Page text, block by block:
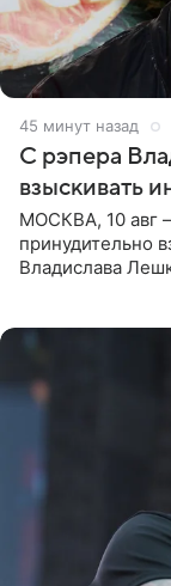
46 минут назад
С рэпера
взыскивать
МОСКВА, 10 авг
принудительно
Владислава